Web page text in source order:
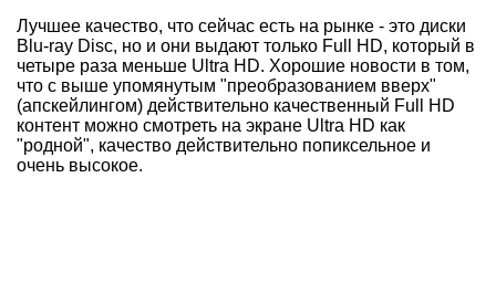
Лучшее качество, что сейчас есть на рынке - это диски
Blu-ray Disc, но и они выдают только Full HD, который в
четыре раза меньше Ultra HD. Хорошие новости в том,
что с выше упомянутым "преобразованием вверх"
(апскейлингом) действительно качественный Full HD
контент можно смотреть на экране Ultra HD как
"родной", качество действительно попиксельное и
очень высокое.